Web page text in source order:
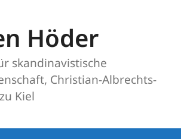
Höder
skandinavistische
Christian-Albrechts-
Kiel